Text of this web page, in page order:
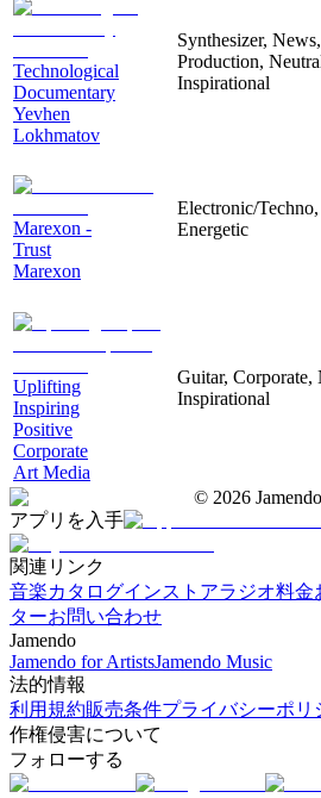
Technological
Documentary
Yevhen
Lokhmatov
Synthesizer, News,
Production,
Inspirational
Marexon -
Trust
Marexon
Electronic/
Energetic
Uplifting
Inspiring
Positive
Corporate
Art Media
Guitar, Corporate,
Inspirational
© 2026
アプリを入手
関連リンク
音楽カタログインストアラジオ料金
ターお問い合わせ
Jamendo
Jamendo for ArtistsJamendo Music
法的情報
利用規約販売条件プライバシーポリ
作権侵害について
フォローする